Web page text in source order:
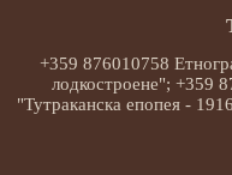
+359 876010758
лодкостроене"; +359
"Тутраканска епопея -